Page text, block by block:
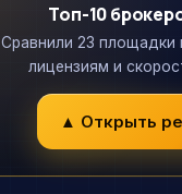
Топ-10
Сравнили 23 площадки
лицензиям и
▲ Открыть